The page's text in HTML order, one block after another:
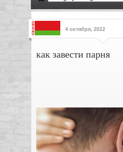
4 октября, 2022
как завести парня